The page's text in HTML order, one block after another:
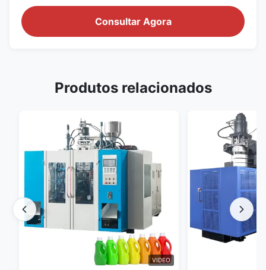
Consultar Agora
Produtos relacionados
VIDEO